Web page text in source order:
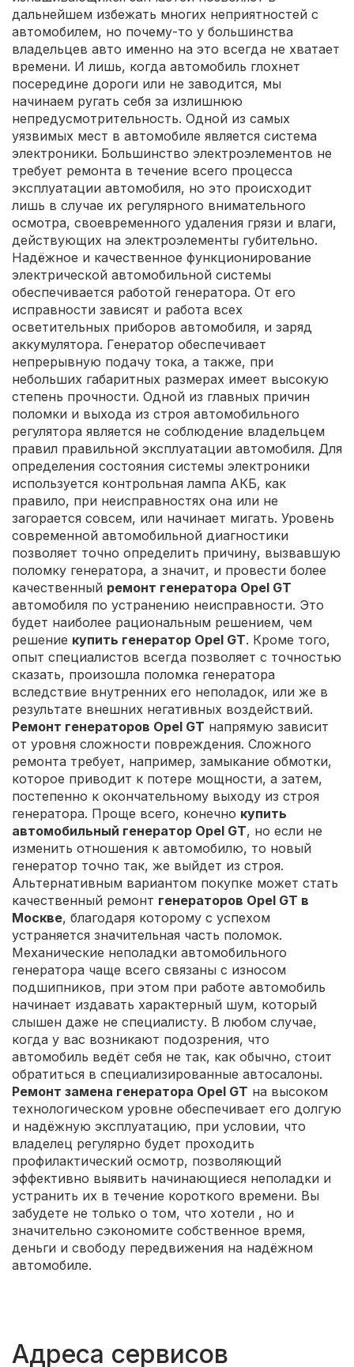
дальнейшем избежать многих неприятностей с
автомобилем, но почему-то у большинства
владельцев авто именно на это всегда не хватает
времени. И лишь, когда автомобиль глохнет
посередине дороги или не заводится, мы
начинаем ругать себя за излишнюю
непредусмотрительность. Одной из самых
уязвимых мест в автомобиле является система
электроники. Большинство электроэлементов не
требует ремонта в течение всего процесса
эксплуатации автомобиля, но это происходит
лишь в случае их регулярного внимательного
осмотра, своевременного удаления грязи и влаги,
действующих на электроэлементы губительно.
Надёжное и качественное функционирование
электрической автомобильной системы
обеспечивается работой генератора. От его
исправности зависят и работа всех
осветительных приборов автомобиля, и заряд
аккумулятора. Генератор обеспечивает
непрерывную подачу тока, а также, при
небольших габаритных размерах имеет высокую
степень прочности. Одной из главных причин
поломки и выхода из строя автомобильного
регулятора является не соблюдение владельцем
правил правильной эксплуатации автомобиля. Для
определения состояния системы электроники
используется контрольная лампа АКБ, как
правило, при неисправностях она или не
загорается совсем, или начинает мигать. Уровень
современной автомобильной диагностики
позволяет точно определить причину, вызвавшую
поломку генератора, а значит, и провести более
качественный ремонт генератора Opel GT
автомобиля по устранению неисправности. Это
будет наиболее рациональным решением, чем
решение купить генератор Opel GT. Кроме того,
опыт специалистов всегда позволяет с точностью
сказать, произошла поломка генератора
вследствие внутренних его неполадок, или же в
результате внешних негативных воздействий.
Ремонт генераторов Opel GT напрямую зависит
от уровня сложности повреждения. Сложного
ремонта требует, например, замыкание обмотки,
которое приводит к потере мощности, а затем,
постепенно к окончательному выходу из строя
генератора. Проще всего, конечно купить
автомобильный генератор Opel GT, но если не
изменить отношения к автомобилю, то новый
генератор точно так, же выйдет из строя.
Альтернативным вариантом покупке может стать
качественный ремонт генераторов Opel GT в
Москве, благодаря которому с успехом
устраняется значительная часть поломок.
Механические неполадки автомобильного
генератора чаще всего связаны с износом
подшипников, при этом при работе автомобиль
начинает издавать характерный шум, который
слышен даже не специалисту. В любом случае,
когда у вас возникают подозрения, что
автомобиль ведёт себя не так, как обычно, стоит
обратиться в специализированные автосалоны.
Ремонт замена генератора Opel GT на высоком
технологическом уровне обеспечивает его долгую
и надёжную эксплуатацию, при условии, что
владелец регулярно будет проходить
профилактический осмотр, позволяющий
эффективно выявить начинающиеся неполадки и
устранить их в течение короткого времени. Вы
забудете не только о том, что хотели , но и
значительно сэкономите собственное время,
деньги и свободу передвижения на надёжном
автомобиле.
Адреса сервисов